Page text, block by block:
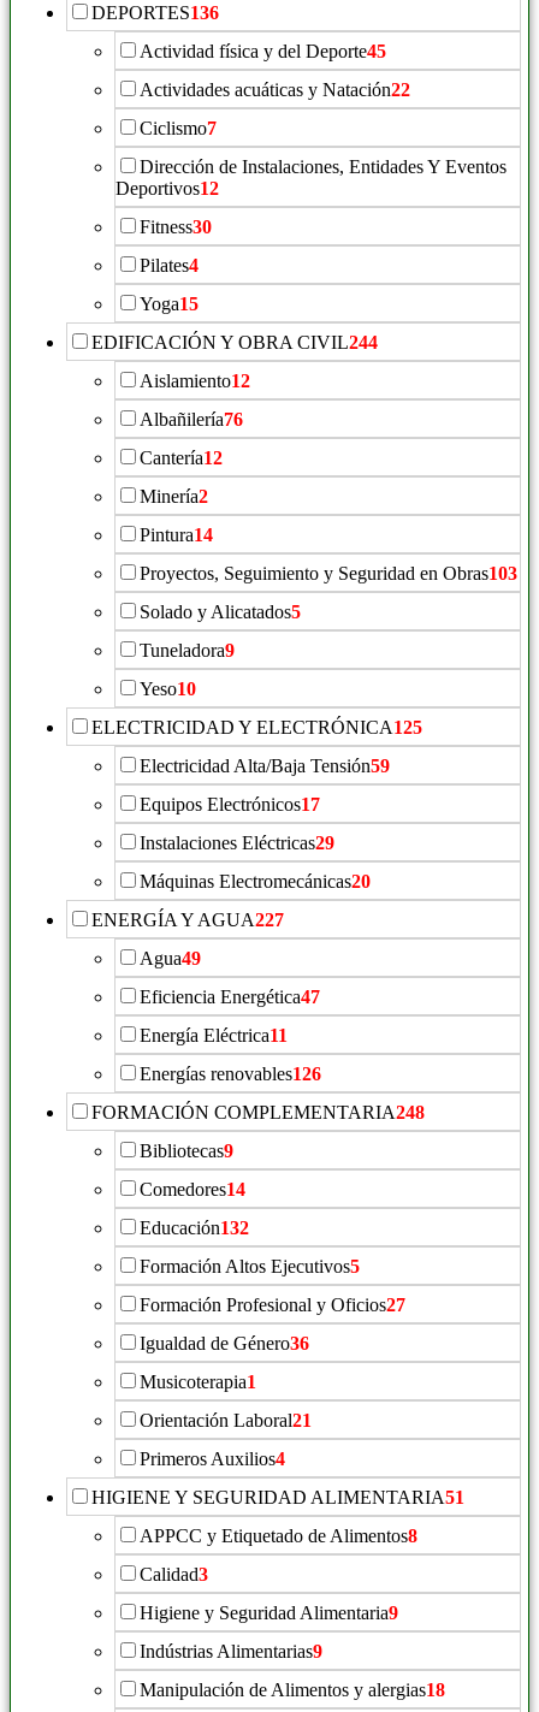
DEPORTES136
Actividad física y del Deporte45
Actividades acuáticas y Natación22
Ciclismo7
Dirección de Instalaciones, Entidades Y Eventos
Deportivos12
Fitness30
Pilates4
Yoga15
EDIFICACIÓN Y OBRA CIVIL244
Aislamiento12
Albañilería76
Cantería12
Minería2
Pintura14
Proyectos, Seguimiento y Seguridad en Obras103
Solado y Alicatados5
Tuneladora9
Yeso10
ELECTRICIDAD Y ELECTRÓNICA125
Electricidad Alta/Baja Tensión59
Equipos Electrónicos17
Instalaciones Eléctricas29
Máquinas Electromecánicas20
ENERGÍA Y AGUA227
Agua49
Eficiencia Energética47
Energía Eléctrica11
Energías renovables126
FORMACIÓN COMPLEMENTARIA248
Bibliotecas9
Comedores14
Educación132
Formación Altos Ejecutivos5
Formación Profesional y Oficios27
Igualdad de Género36
Musicoterapia1
Orientación Laboral21
Primeros Auxilios4
HIGIENE Y SEGURIDAD ALIMENTARIA51
APPCC y Etiquetado de Alimentos8
Calidad3
Higiene y Seguridad Alimentaria9
Indústrias Alimentarias9
Manipulación de Alimentos y alergias18